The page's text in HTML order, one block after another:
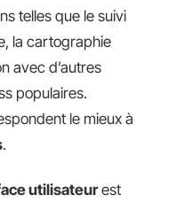
telles que le suivi
la cartographie
avec d’autres
populaires.
le mieux à
.
utilisateurest